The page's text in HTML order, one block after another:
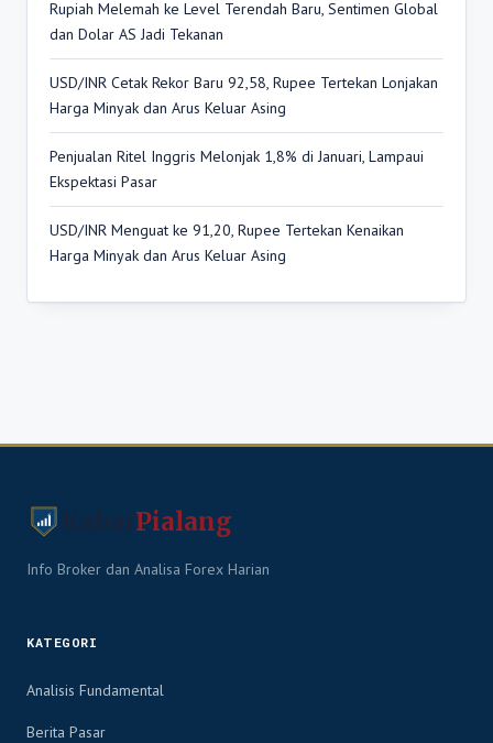
Rupiah Melemah ke Level Terendah Baru, Sentimen Global
dan Dolar AS Jadi Tekanan
USD/INR Cetak Rekor Baru 92,58, Rupee Tertekan Lonjakan
Harga Minyak dan Arus Keluar Asing
Penjualan Ritel Inggris Melonjak 1,8% di Januari, Lampaui
Ekspektasi Pasar
USD/INR Menguat ke 91,20, Rupee Tertekan Kenaikan
Harga Minyak dan Arus Keluar Asing
Pialang
Info Broker dan Analisa Forex Harian
KATEGORI
Analisis Fundamental
Berita Pasar